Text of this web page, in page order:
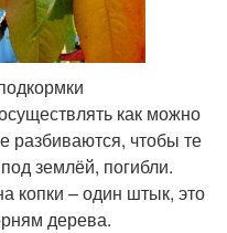
как можно
разбиваются, чтобы те
землёй, погибли.
копки – один штык, это
дерева.